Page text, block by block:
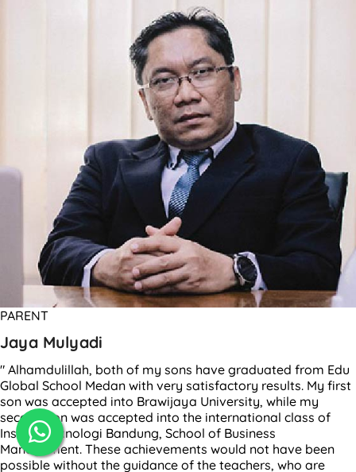
PARENT
Jaya Mulyadi
" Alhamdulillah, both of my sons have graduated from Edu
Global School Medan with very satisfactory results. My first
son was accepted into Brawijaya University, while my
second son was accepted into the international class of
Institut Teknologi Bandung, School of Business
Management. These achievements would not have been
possible without the guidance of the teachers, who are